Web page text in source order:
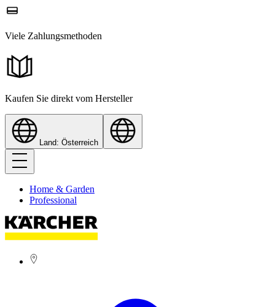
Viele Zahlungsmethoden
Kaufen Sie direkt vom Hersteller
Land: Österreich
Home & Garden
Professional